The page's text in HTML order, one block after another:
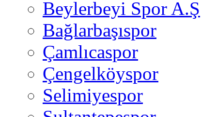
Beylerbeyi Spor A.Ş
Bağlarbaşıspor
Çamlıcaspor
Çengelköyspor
Selimiyespor